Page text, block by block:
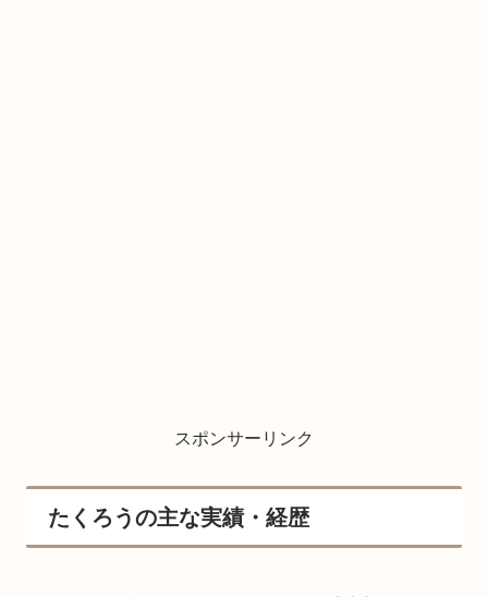
スポンサーリンク
たくろうの主な実績・経歴